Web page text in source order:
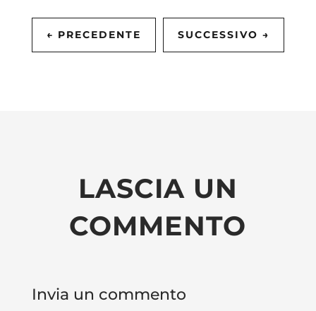
← PRECEDENTE SUCCESSIVO →
LASCIA UN
COMMENTO
Invia un commento